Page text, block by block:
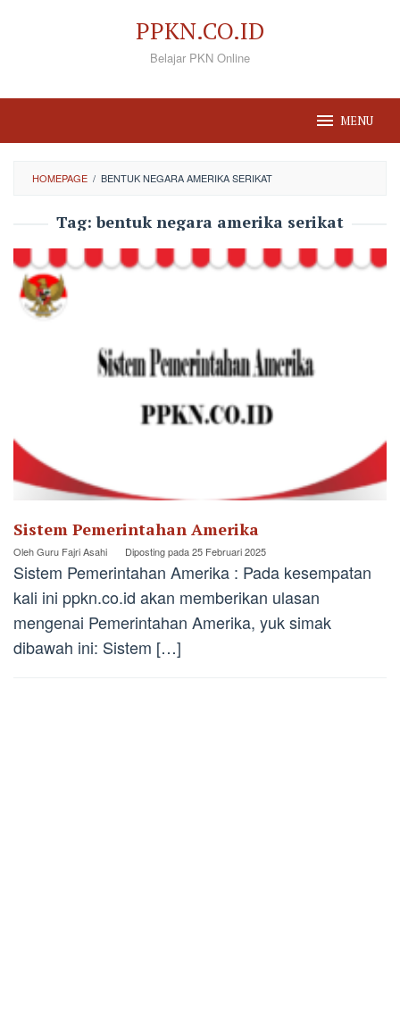
PPKN.CO.ID
Belajar PKN Online
MENU
HOMEPAGE / BENTUK NEGARA AMERIKA SERIKAT
Tag:bentuk negara amerika serikat
Sistem Pemerintahan Amerika
OlehGuru Fajri Asahi Diposting pada25 Februari 2025
Sistem Pemerintahan Amerika : Pada kesempatan
kali ini ppkn.co.id akan memberikan ulasan
mengenai Pemerintahan Amerika, yuk simak
dibawah ini: Sistem […]